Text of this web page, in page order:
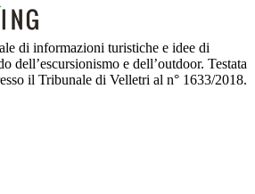
di informazioni turistiche e idee di
dell’escursionismo e dell’outdoor. Testata
il Tribunale di Velletri al n° 1633/2018.